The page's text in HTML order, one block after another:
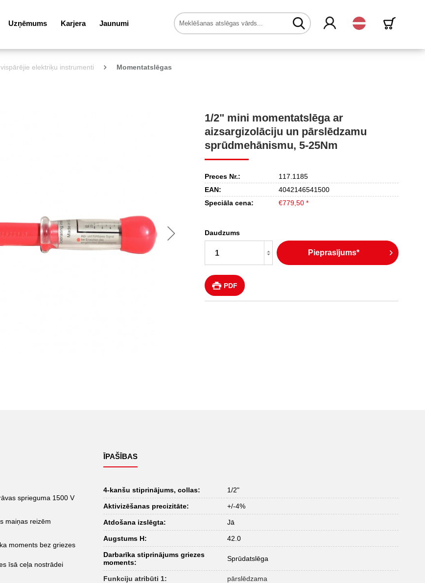
Uzņēmums Karjera Jaunumi Latvijas
elektriķu instrumenti Momentatslēgas
1/2" mini momentatslēga ar
aizsargizolāciju un pārslēdzamu
sprūdmehānismu, 5-25Nm
Preces Nr.:
117.1185
EAN:
4042146541500
Speciāla cena:
€779,50 *
Daudzums
Pieprasījums*
PDF
sprieguma 1500 V
maiņas reizēm
moments bez griezes
īsā ceļa nostrādei
ĪPAŠĪBAS
4-kanšu stiprinājums, collas: 1/2"
Aktivizēšanas precizitāte: +/-4%
Atdošana izslēgta: Jā
Augstums H: 42.0
Darbarīka stiprinājums griezes
moments:
Sprūdatslēga
Funkciju atribūti 1: pārslēdzama